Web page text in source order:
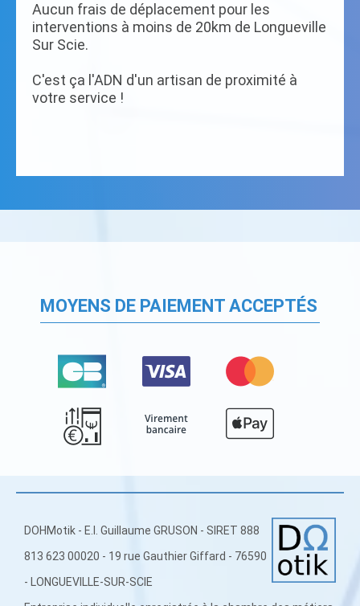
Aucun frais de déplacement pour les
interventions à moins de 20km de Longueville
Sur Scie.
C'est ça l'ADN d'un artisan de proximité à
votre service !
MOYENS DE PAIEMENT ACCEPTÉS
DOHMotik - E.I. Guillaume GRUSON - SIRET 888
813 623 00020 - 19 rue Gauthier Giffard - 76590
- LONGUEVILLE-SUR-SCIE